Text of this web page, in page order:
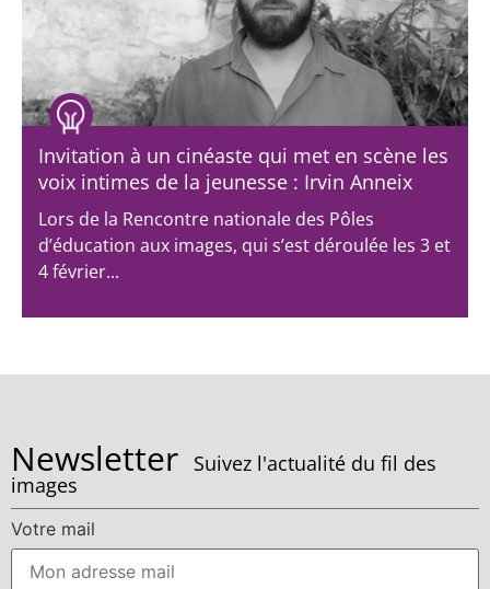
Invitation à un cinéaste qui met en scène les
voix intimes de la jeunesse : Irvin Anneix
Lors de la Rencontre nationale des Pôles
d’éducation aux images, qui s’est déroulée les 3 et
4 février...
Newsletter
Suivez l'actualité du fil des
images
Votre mail